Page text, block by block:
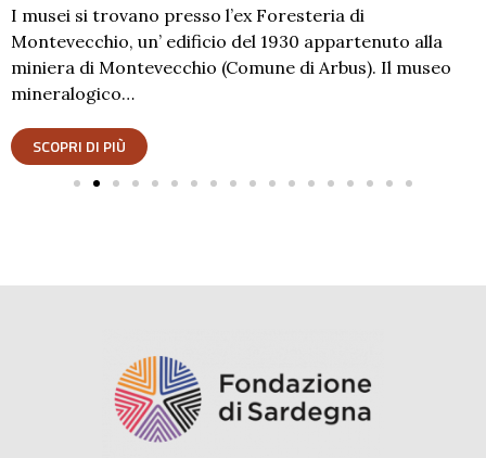
I musei si trovano presso l’ex Foresteria di
Montevecchio, un’ edificio del 1930 appartenuto alla
miniera di Montevecchio (Comune di Arbus). Il museo
mineralogico…
SCOPRI DI PIÙ